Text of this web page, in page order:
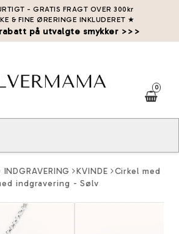
- GRATIS FRAGT OVER 300kr
& FINE ØRERINGE INKLUDERET ★
rabatt på utvalgte smykker >>>
0
KVINDE
Cirkel med
indgravering - Sølv